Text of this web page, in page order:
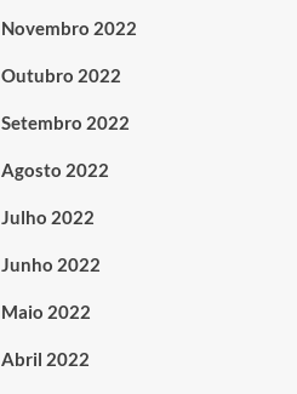
Novembro 2022
Outubro 2022
Setembro 2022
Agosto 2022
Julho 2022
Junho 2022
Maio 2022
Abril 2022